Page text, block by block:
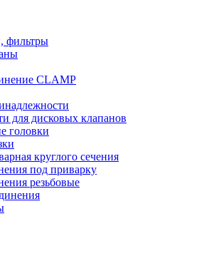
фильтры
CLAMP
для дисковых клапанов
головки
круглого сечения
под приварку
резьбовые